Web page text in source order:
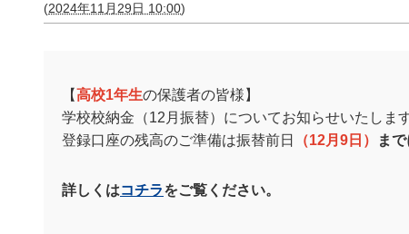
(2024年11月29日 10:00)
【高校1年生の保護者の皆様】
学校校納金（12月振替）についてお知らせいたします
登録口座の残高のご準備は振替前日
（12月9日） ま
詳しくはコチラをご覧ください。